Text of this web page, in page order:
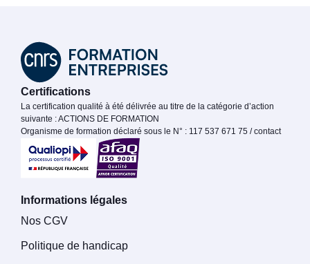
Certifications
La certification qualité à été délivrée au titre de la catégorie d’action
suivante : ACTIONS DE FORMATION
Organisme de formation déclaré sous le N° : 117 537 671 75 / contact
Informations légales
Nos CGV
Politique de handicap